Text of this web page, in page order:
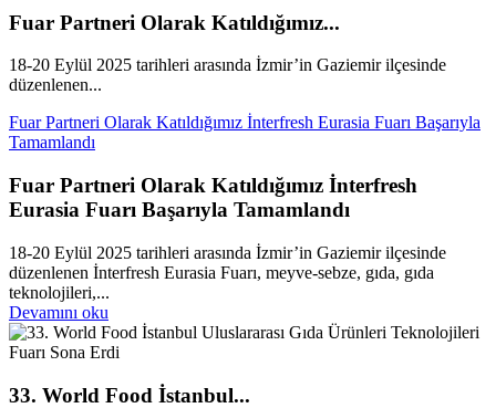
Fuar Partneri Olarak Katıldığımız...
18-20 Eylül 2025 tarihleri arasında İzmir’in Gaziemir ilçesinde
düzenlenen...
Fuar Partneri Olarak Katıldığımız İnterfresh Eurasia Fuarı Başarıyla
Tamamlandı
Fuar Partneri Olarak Katıldığımız İnterfresh
Eurasia Fuarı Başarıyla Tamamlandı
18-20 Eylül 2025 tarihleri arasında İzmir’in Gaziemir ilçesinde
düzenlenen İnterfresh Eurasia Fuarı, meyve-sebze, gıda, gıda
teknolojileri,...
Devamını oku
33. World Food İstanbul...